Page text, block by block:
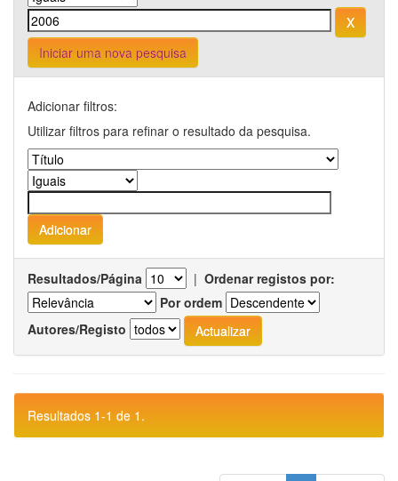
Iniciar uma nova pesquisa
Adicionar filtros:
Utilizar filtros para refinar o resultado da pesquisa.
Resultados/Página | Ordenar registos por:
Por ordem
Autores/Registo
Resultados 1-1 de 1.